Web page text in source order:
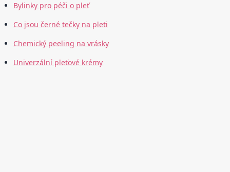
Bylinky pro péči o pleť
Co jsou černé tečky na pleti
Chemický peeling na vrásky
Univerzální pleťové krémy